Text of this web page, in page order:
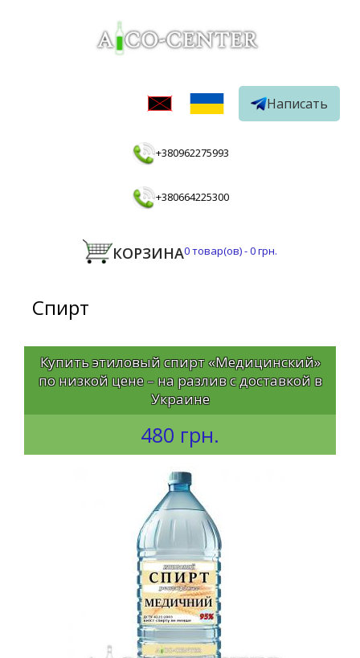
Написать
+380962275993
+380664225300
КОРЗИНА0товар(ов) -0 грн.
Спирт
Купить этиловый спирт «Медицинский»
по низкой цене – на разлив с доставкой в
Украине
480 грн.